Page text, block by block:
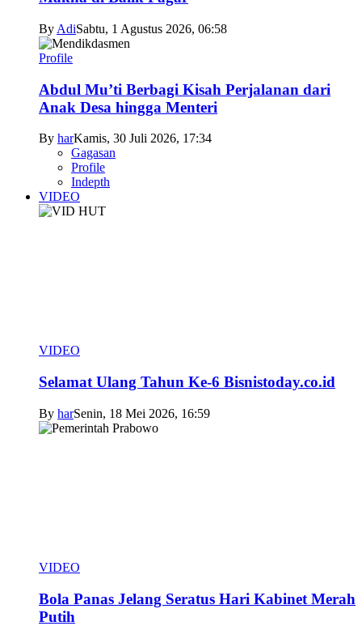
By AdiSabtu, 1 Agustus 2026, 06:58
Profile
Abdul Mu’ti Berbagi Kisah Perjalanan dari
Anak Desa hingga Menteri
By harKamis, 30 Juli 2026, 17:34
Gagasan
Profile
Indepth
VIDEO
VIDEO
Selamat Ulang Tahun Ke-6 Bisnistoday.co.id
By harSenin, 18 Mei 2026, 16:59
VIDEO
Bola Panas Jelang Seratus Hari Kabinet Merah
Putih